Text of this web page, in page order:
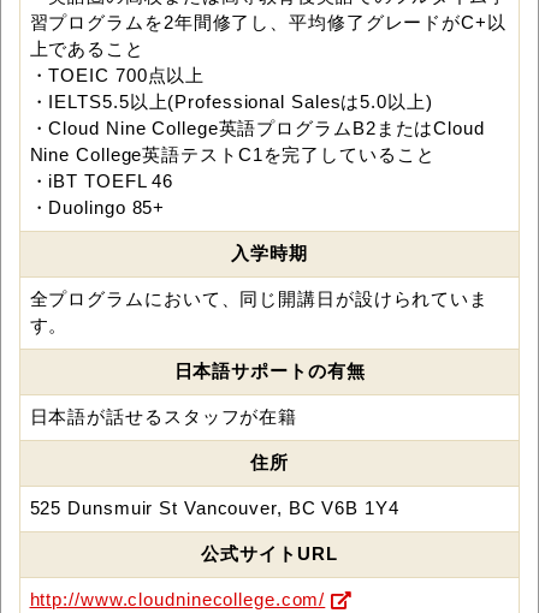
習プログラムを2年間修了し、平均修了グレードがC+以
上であること
・TOEIC 700点以上
・IELTS5.5以上(Professional Salesは5.0以上)
・Cloud Nine College英語プログラムB2またはCloud
Nine College英語テストC1を完了していること
・iBT TOEFL 46
・Duolingo 85+
入学時期
全プログラムにおいて、同じ開講日が設けられていま
す。
日本語サポートの有無
日本語が話せるスタッフが在籍
住所
525 Dunsmuir St Vancouver, BC V6B 1Y4
公式サイトURL
http://www.cloudninecollege.com/